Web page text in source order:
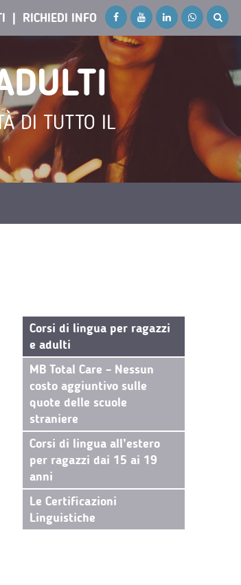
RICHIEDI INFO
DI TUTTO IL
Corsi di lingua per ragazzi
e adulti
MB Total Care – Nessun
costo aggiuntivo sulle
quote delle scuole
straniere
Corsi di lingua all’estero
per ragazzi dai 15 ai 19
anni
Le Certificazioni
Linguistiche